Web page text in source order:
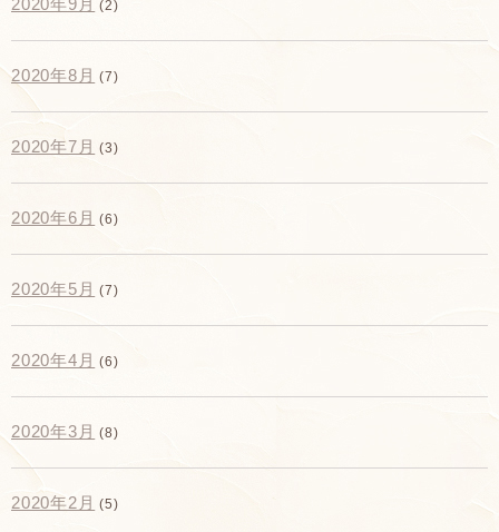
(2)
2020年8月 (7)
2020年7月 (3)
2020年6月 (6)
2020年5月 (7)
2020年4月 (6)
2020年3月 (8)
2020年2月 (5)